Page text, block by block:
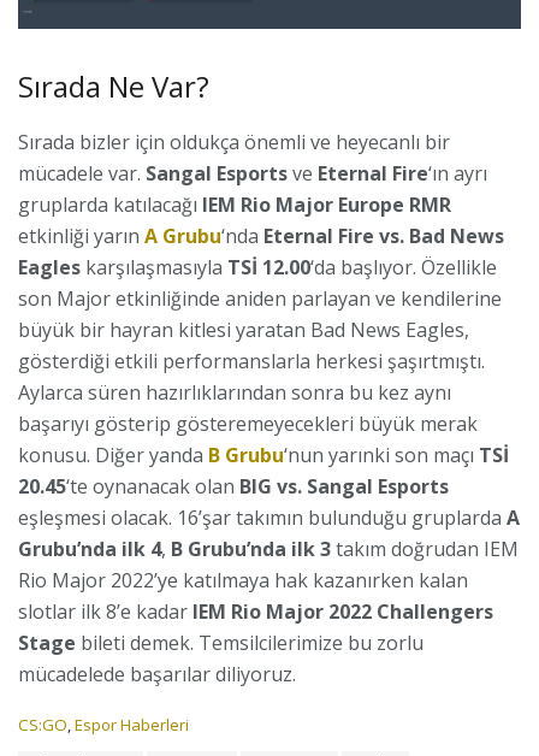
Sırada Ne Var?
Sırada bizler için oldukça önemli ve heyecanlı bir
mücadele var. Sangal Esportsve Eternal Fire‘ın ayrı
gruplarda katılacağı IEM Rio Major Europe RMR
etkinliği yarın A Grubu‘nda Eternal Fire vs. Bad News
Eagles karşılaşmasıyla TSİ 12.00‘da başlıyor. Özellikle
son Major etkinliğinde aniden parlayan ve kendilerine
büyük bir hayran kitlesi yaratan Bad News Eagles,
gösterdiği etkili performanslarla herkesi şaşırtmıştı.
Aylarca süren hazırlıklarından sonra bu kez aynı
başarıyı gösterip gösteremeyecekleri büyük merak
konusu. Diğer yanda B Grubu‘nun yarınki son maçı TSİ
20.45‘te oynanacak olan BIG vs. Sangal Esports
eşleşmesi olacak. 16’şar takımın bulunduğu gruplarda A
Grubu’nda ilk 4, B Grubu’nda ilk 3takım doğrudan IEM
Rio Major 2022’ye katılmaya hak kazanırken kalan
slotlar ilk 8’e kadar IEM Rio Major 2022 Challengers
Stage bileti demek. Temsilcilerimize bu zorlu
mücadelede başarılar diliyoruz.
C
CS:GO,Espor Haberleri